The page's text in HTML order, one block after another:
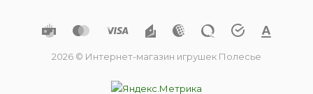
2026 © Интернет-магазин игрушек Полесье